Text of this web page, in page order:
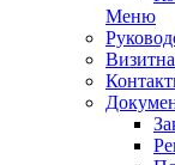
Меню